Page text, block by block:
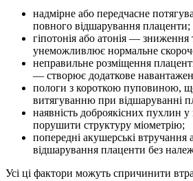
надмірне або передчасне
повного відшарування плаценти;
гіпотонія або атонія — зниження
унеможливлює нормальне
неправильне розміщення
— створює додаткове
пологи з короткою пуповиною,
витягуванню при відшаруванні
наявність доброякісних пухлин
порушити структуру міометрію;
попередні акушерські втручання
відшарування плаценти без
Усі ці фактори можуть спричинити